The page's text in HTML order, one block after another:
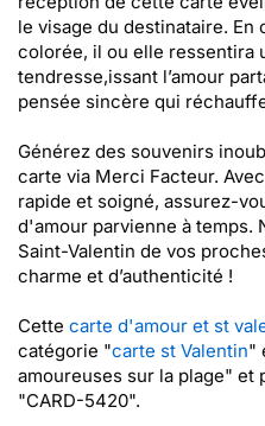
le visage du destinataire.
colorée, il ou elle ressentira
tendresse,issant l’amour
pensée sincère qui
Générez des souvenirs
carte via Merci Facteur.
rapide et soigné, assurez-
d'amour parvienne à temps.
Saint-Valentin de vos
charme et d’authenticité !
Cette carte d'amour et st
catégorie "carte st Valentin"
amoureuses sur la plage"
"CARD-5420".